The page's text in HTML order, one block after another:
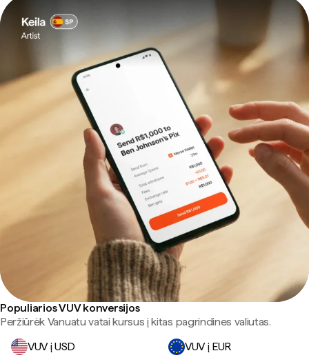
Populiarios VUV konversijos
Peržiūrėk Vanuatu vatai kursus į kitas pagrindines valiutas.
VUV į USD
VUV į EUR